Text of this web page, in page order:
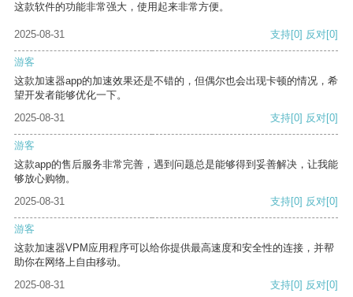
这款软件的功能非常强大，使用起来非常方便。
2025-08-31 支持[0] 反对[0]
游客
这款加速器app的加速效果还是不错的，但偶尔也会出现卡顿的情况，希
望开发者能够优化一下。
2025-08-31
支持[0] 反对[0]
游客
这款app的售后服务非常完善，遇到问题总是能够得到妥善解决，让我能
够放心购物。
2025-08-31
支持[0] 反对[0]
游客
这款加速器VPM应用程序可以给你提供最高速度和安全性的连接，并帮
助你在网络上自由移动。
2025-08-31
支持[0] 反对[0]